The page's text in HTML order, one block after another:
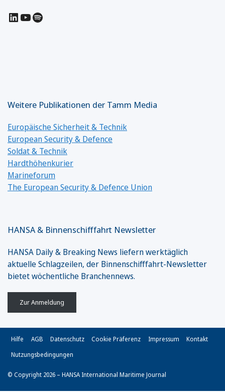
LinkedIn
YouTube
Spotify
Weitere Publikationen der Tamm Media
Europäische Sicherheit & Technik
European Security & Defence
Soldat & Technik
Hardthöhenkurier
Marineforum
The European Security & Defence Union
HANSA & Binnenschifffahrt Newsletter
HANSA Daily & Breaking News liefern werktäglich
aktuelle Schlagzeilen, der Binnenschifffahrt-Newsletter
bietet wöchentliche Branchennews.
Zur Anmeldung
© Copyright 2026 – HANSA International Maritime Journal
Hilfe AGB Datenschutz Cookie Präferenz Impressum
Kontakt
Nutzungsbedingungen